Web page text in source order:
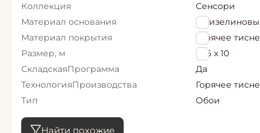
Коллекция
Сенсори
Материал основания
Материал покрытия
Горячее
Размер, м
1,06 х 10
СкладскаяПрограмма
Да
ТехнологияПроизводства
Горячее
Тип
Обои
Найти похожие